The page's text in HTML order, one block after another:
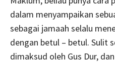
dalam menyampaikan
sebagai jamaah selalu
dengan betul – betul. Sulit
dimaksud oleh Gus Dur,